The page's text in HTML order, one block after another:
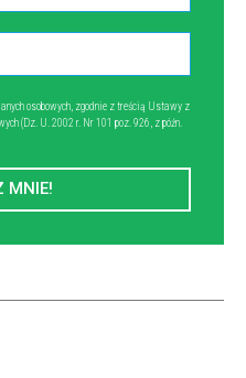
osobowych, zgodnie z treścią Ustawy z
(Dz. U. 2002 r. Nr 101 poz. 926, z późn.
MNIE!